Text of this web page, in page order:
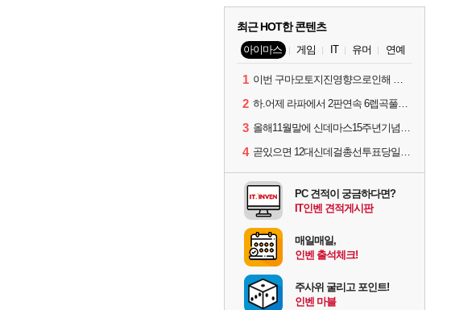
최근 HOT한 콘텐츠
아이마스 게임 IT 유머 연예
1 이번 구마모토지진영향으로인해 아이돌 커뮤니케이션 매일 게시물이 중단된다고하네요ㅠ
2 하.어제 라파에서 2판연속 6렙곡풀콤못했네요.
3 올해11월말에 신데마스15주년기념 라이브를 하네요
4 곧있으면 12대신데걸총선투표당일이네요.
PC 견적이 궁금하다면?
IT인벤 견적게시판
매일매일,
인벤 출석체크!
주사위 굴리고 포인트!
인벤 마블